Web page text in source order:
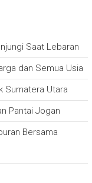
Saat Lebaran
dan Semua Usia
Sumatera Utara
Pantai Jogan
Bersama